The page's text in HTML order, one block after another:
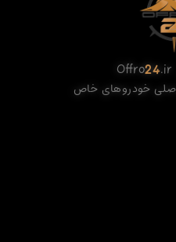
Offro24.ir
خودروهای خاص